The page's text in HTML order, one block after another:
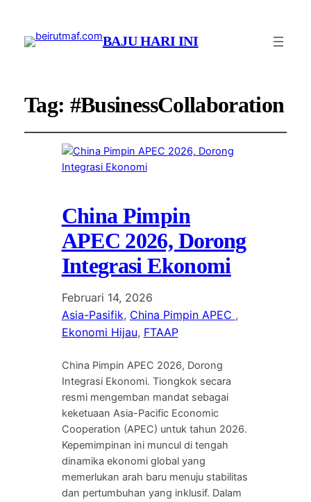
BAJU HARI INI
Tag: #BusinessCollaboration
China Pimpin
APEC 2026, Dorong
Integrasi Ekonomi
Februari 14, 2026
Asia-Pasifik, China Pimpin APEC
Ekonomi Hijau, FTAAP
China Pimpin APEC 2026, Dorong
Integrasi Ekonomi. Tiongkok secara
resmi mengemban mandat sebagai
keketuaan Asia-Pacific Economic
Cooperation (APEC) untuk tahun 2026.
Kepemimpinan ini muncul di tengah
dinamika ekonomi global yang
memerlukan arah baru menuju stabilitas
dan pertumbuhan yang inklusif. Dalam